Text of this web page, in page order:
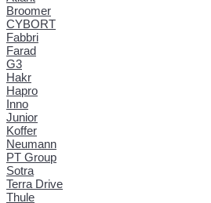
Broomer
CYBORT
Fabbri
Farad
G3
Hakr
Hapro
Inno
Junior
Koffer
Neumann
PT Group
Sotra
Terra Drive
Thule